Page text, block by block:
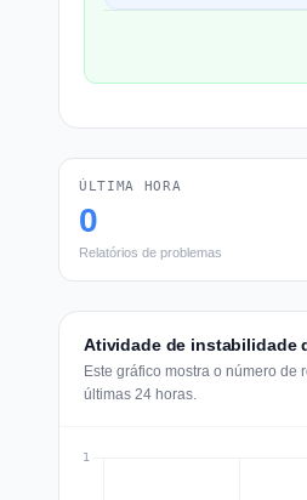
ÚLTIMA HORA
0
Relatórios de problemas
Atividade de instabilidade
Este gráfico mostra o número
últimas 24 horas.